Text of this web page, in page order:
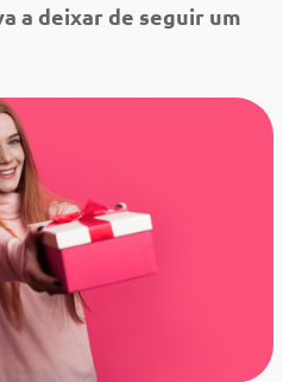
mais
a deixar de seguir um